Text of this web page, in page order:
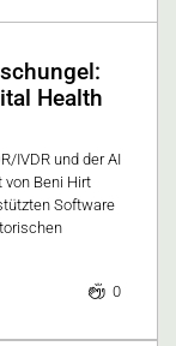
Health
IVDR und der AI
Beni Hirt
Software
0